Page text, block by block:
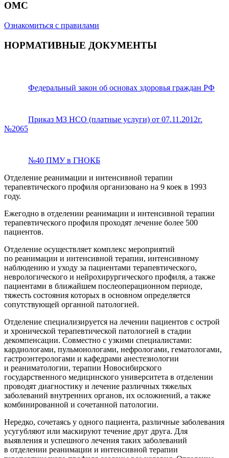
ОМС
Ознакомиться с правилами
НОРМАТИВНЫЕ ДОКУМЕНТЫ
Федеральный закон об основах здоровья граждан РФ
Приказ МЗ НСО (платные услуги) от 07.11.2012г.
№2065
№40 ПМУ в ГНОКБ
Отделение реанимации и интенсивной терапии
терапевтического профиля организовано на 9 коек в 1993
году.
Ежегодно в отделении реанимации и интенсивной терапии
терапевтического профиля проходят лечение более 500
пациентов.
Отделение осуществляет комплекс мероприятий
по реанимации и интенсивной терапии, интенсивному
наблюдению и уходу за пациентами терапевтического,
неврологического и нейрохирургического профиля, а также
пациентами в ближайшем послеоперационном периоде,
тяжесть состояния которых в основном определяется
сопутствующей органной патологией.
Отделение специализируется на лечении пациентов с острой
и хронической терапевтической патологией в стадии
декомпенсации. Совместно с узкими специалистами:
кардиологами, пульмонологами, нефрологами, гематологами,
гастроэнтерологами и кафедрами анестезиологии
и реаниматологии, терапии Новосибирского
государственного медицинского университета в отделении
проводят диагностику и лечение различных тяжелых
заболеваний внутренних органов, их осложнений, а также
комбинированной и сочетанной патологии.
Нередко, сочетаясь у одного пациента, различные заболевания
усугубляют или маскируют течение друг друга. Для
выявления и успешного лечения таких заболеваний
в отделении реанимации и интенсивной терапии